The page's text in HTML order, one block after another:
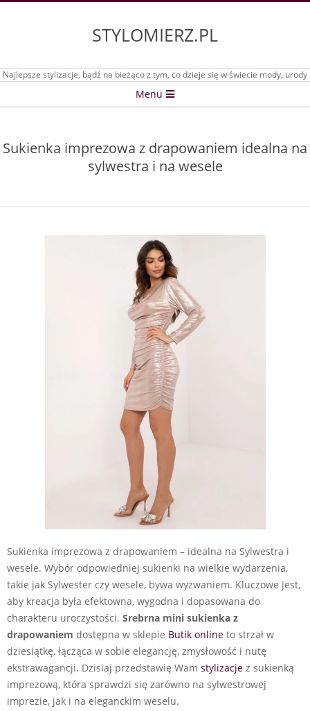
STYLOMIERZ.PL
Najlepsze stylizacje, bądź na bieżąco z tym, co dzieje się w świecie mody, urody
Menu
Sukienka imprezowa z drapowaniem idealna na
sylwestra i na wesele
Sukienka imprezowa z drapowaniem – idealna na Sylwestra i
wesele. Wybór odpowiedniej sukienki na wielkie wydarzenia,
takie jak Sylwester czy wesele, bywa wyzwaniem. Kluczowe jest,
aby kreacja była efektowna, wygodna i dopasowana do
charakteru uroczystości. Srebrna mini sukienka z
drapowaniem dostępna w sklepie Butik online to strzał w
dziesiątkę, łącząca w sobie elegancję, zmysłowość i nutę
ekstrawagancji. Dzisiaj przedstawię Wam stylizacje z sukienką
imprezową, która sprawdzi się zarówno na sylwestrowej
imprezie, jak i na eleganckim weselu.